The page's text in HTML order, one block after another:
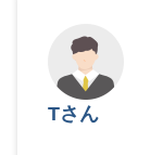
Tさん